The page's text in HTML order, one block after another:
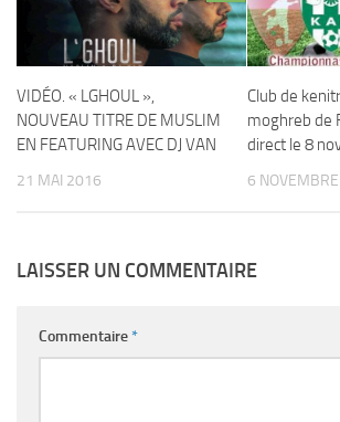
VIDÉO. « LGHOUL »,
NOUVEAU TITRE DE MUSLIM
EN FEATURING AVEC DJ VAN
21 MAI 2016
Club de
moghreb de
direct le 8
6
LAISSER UN COMMENTAIRE
Commentaire*